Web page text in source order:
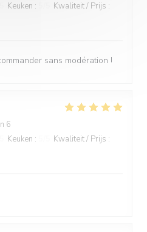
Keuken : Kwaliteit / Prijs :
sans modération !
6
Keuken : Kwaliteit / Prijs :